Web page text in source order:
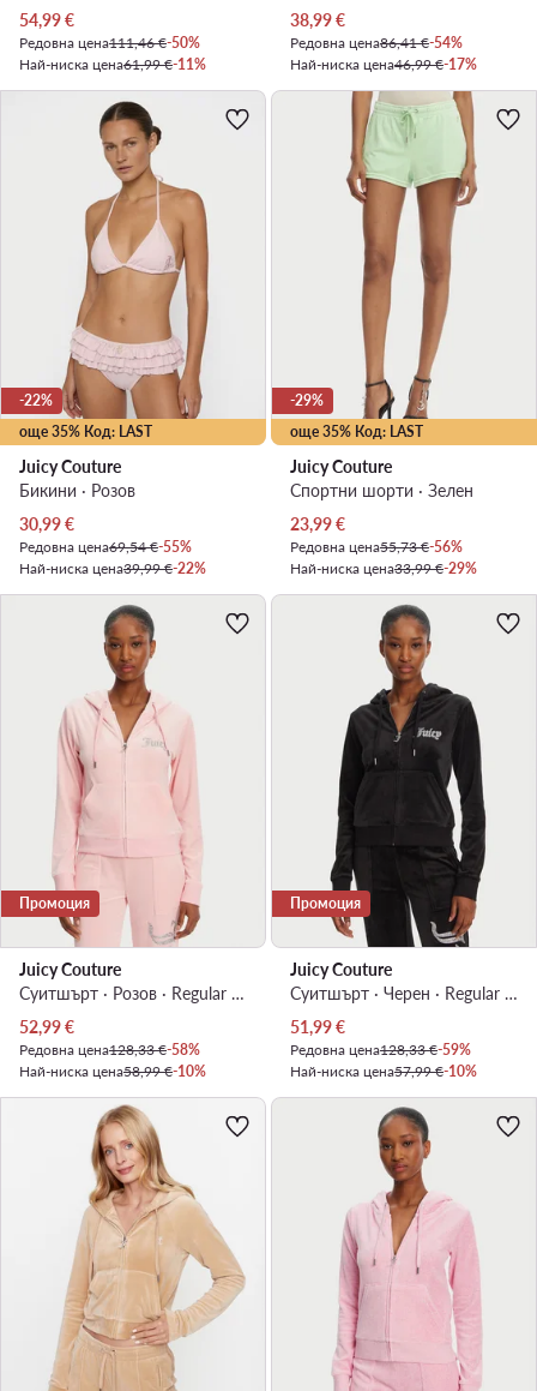
Актуална цена
54,99€
Редовна цена111,46 €-50%
Най-ниска цена61,99 €-11%
Актуална цена
38,99€
Редовна цена86,41 €-54%
Най-ниска цена46,99 €-17%
още 35% Код: LAST
-22%
Juicy Couture
Бикини · Розов
Актуална цена
30,99€
Редовна цена69,54 €-55%
Най-ниска цена39,99 €-22%
още 35% Код: LAST
-29%
Juicy Couture
Спортни шорти · Зелен
Актуална цена
23,99€
Редовна цена55,73 €-56%
Най-ниска цена33,99 €-29%
Промоция
Juicy Couture
Суитшърт · Розов · Regular Fit
Актуална цена
52,99€
Редовна цена128,33 €-58%
Най-ниска цена58,99 €-10%
Промоция
Juicy Couture
Суитшърт · Черен · Regular Fit
Актуална цена
51,99€
Редовна цена128,33 €-59%
Най-ниска цена57,99 €-10%